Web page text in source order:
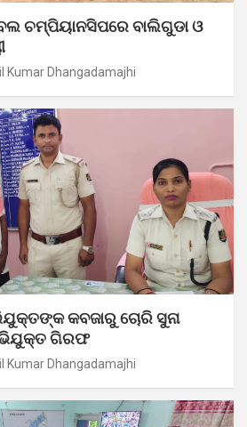
ଚମ୍ପିୟାନସିପରେ ବାଲିଗୁଡା ଓ
Kumar Dhangadamajhi
କବଜାରୁ ଚୋରି ସୁନା
ଗିରଫ
Kumar Dhangadamajhi